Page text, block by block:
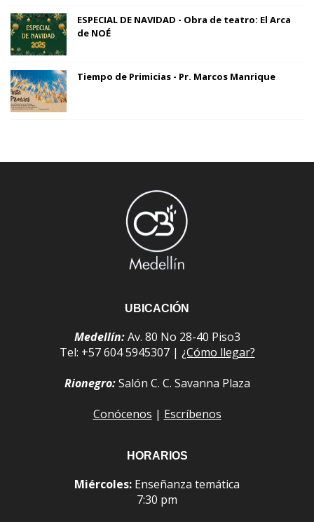
ESPECIAL DE NAVIDAD - Obra de teatro: El Arca
de NOÉ
Tiempo de Primicias - Pr. Marcos Manrique
UBICACIÓN
Medellín:Av. 80 No 28-40 Piso3
Tel: +57 604 5945307 | ¿Cómo llegar?
Rionegro:Salón C. C. Savanna Plaza
Conócenos | Escríbenos
HORARIOS
Miércoles: Enseñanza temática
7:30 pm